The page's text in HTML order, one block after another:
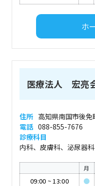
ホ
医療法人 宏亮
住所 高知県南国市後
電話 088-855-7676
診療科目
内科、皮膚科、泌尿器
月
09:00 ~13:00 ●